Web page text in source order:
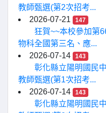
教師甄選(第2次招考...
2026-07-21
147
狂賀~~本校參加第
物科全國第三名、應...
2026-07-14
143
彰化縣立陽明國民
教師甄選(第1次招考...
2026-07-14
143
彰化縣立陽明國民